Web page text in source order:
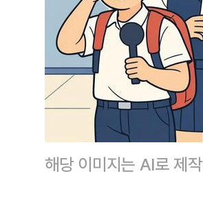
해당 이미지는 AI로 제